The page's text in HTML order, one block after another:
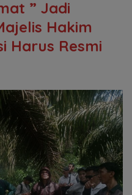
” Jadi
Hakim
Harus Resmi